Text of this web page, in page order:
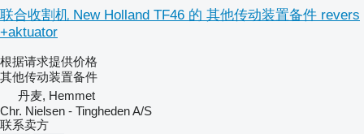
联合收割机 New Holland TF46 的 其他传动装置备件 revers
+aktuator
根据请求提供价格
其他传动装置备件
丹麦, Hemmet
Chr. Nielsen - Tingheden A/S
联系卖方